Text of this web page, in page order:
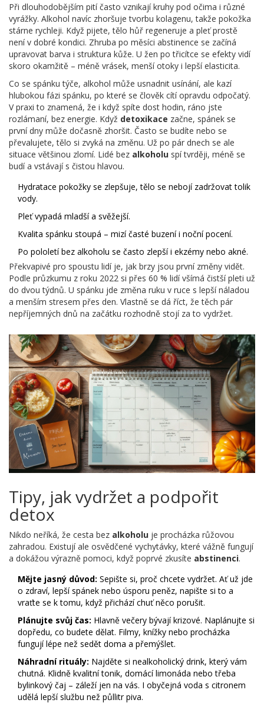
Při dlouhodobějším pití často vznikají kruhy pod očima i různé
vyrážky. Alkohol navíc zhoršuje tvorbu kolagenu, takže pokožka
stárne rychleji. Když pijete, tělo hůř regeneruje a pleť prostě
není v dobré kondici. Zhruba po měsíci abstinence se začíná
upravovat barva i struktura kůže. U žen po třicítce se efekty vidí
skoro okamžitě – méně vrásek, menší otoky i lepší elasticita.
Co se spánku týče, alkohol může usnadnit usínání, ale kazí
hlubokou fázi spánku, po které se člověk cítí opravdu odpočatý.
V praxi to znamená, že i když spíte dost hodin, ráno jste
rozlámaní, bez energie. Když detoxikace začne, spánek se
první dny může dočasně zhoršit. Často se budíte nebo se
převalujete, tělo si zvyká na změnu. Už po pár dnech se ale
situace většinou zlomí. Lidé bez alkoholu spí tvrději, méně se
budí a vstávají s čistou hlavou.
Hydratace pokožky se zlepšuje, tělo se nebojí zadržovat tolik
vody.
Pleť vypadá mladší a svěžejší.
Kvalita spánku stoupá – mizí časté buzení i noční pocení.
Po pololetí bez alkoholu se často zlepší i ekzémy nebo akné.
Překvapivé pro spoustu lidí je, jak brzy jsou první změny vidět.
Podle průzkumu z roku 2022 si přes 60 % lidí všímá čistší pleti už
do dvou týdnů. U spánku jde změna ruku v ruce s lepší náladou
a menším stresem přes den. Vlastně se dá říct, že těch pár
nepříjemných dnů na začátku rozhodně stojí za to vydržet.
Tipy, jak vydržet a podpořit
detox
Nikdo neříká, že cesta bez alkoholu je procházka růžovou
zahradou. Existují ale osvědčené vychytávky, které vážně fungují
a dokážou výrazně pomoci, když poprvé zkusíte abstinenci.
Mějte jasný důvod: Sepište si, proč chcete vydržet. Ať už jde
o zdraví, lepší spánek nebo úsporu peněz, napište si to a
vraťte se k tomu, když přichází chuť něco porušit.
Plánujte svůj čas: Hlavně večery bývají krizové. Naplánujte si
dopředu, co budete dělat. Filmy, knížky nebo procházka
fungují lépe než sedět doma a přemýšlet.
Náhradní rituály: Najděte si nealkoholický drink, který vám
chutná. Klidně kvalitní tonik, domácí limonáda nebo třeba
bylinkový čaj – záleží jen na vás. I obyčejná voda s citronem
udělá lepší službu než půllitr piva.